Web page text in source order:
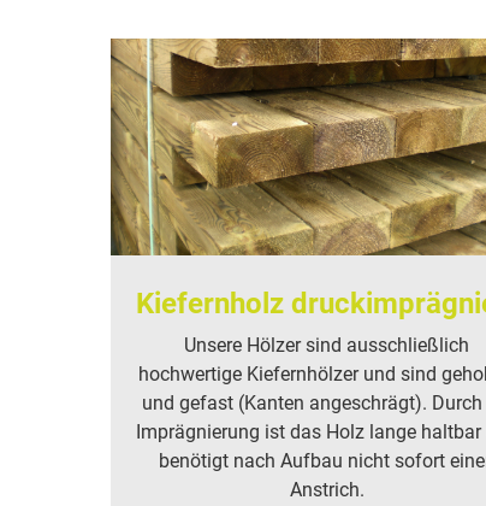
Kiefernholz
Unsere Hölzer sind ausschließlich
hochwertige Kiefernhölzer und sind
und gefast (Kanten angeschrägt). Durch
Imprägnierung ist das Holz lange haltbar
benötigt nach Aufbau nicht sofort
Anstrich.